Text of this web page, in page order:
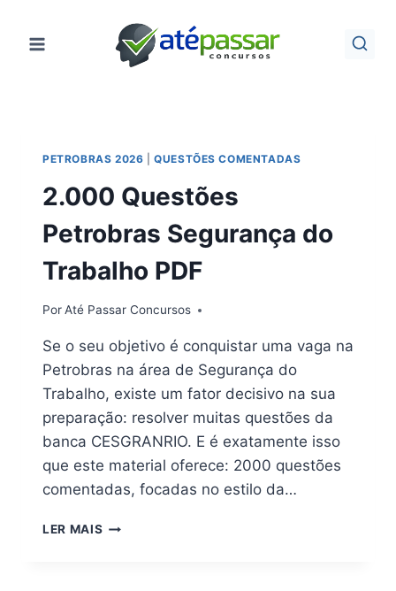
para
PETROBRAS 2026 |QUESTÕES COMENTADAS
2.000 Questões
Petrobras Segurança do
Trabalho PDF
PorAté Passar Concursos
Se o seu objetivo é conquistar uma vaga na
Petrobras na área de Segurança do
Trabalho, existe um fator decisivo na sua
preparação: resolver muitas questões da
banca CESGRANRIO. E é exatamente isso
que este material oferece: 2000 questões
comentadas, focadas no estilo da…
LER MAIS 2.000